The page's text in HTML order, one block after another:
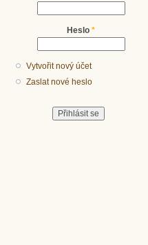
Heslo *
Vytvořit nový účet
Zaslat nové heslo